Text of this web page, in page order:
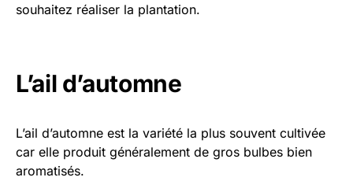
souhaitez réaliser la plantation.
L’ail d’automne
L’ail d’automne est la variété la plus souvent cultivée
car elle produit généralement de gros bulbes bien
aromatisés.